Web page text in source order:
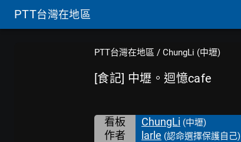
PTT台灣在地區
PTT台灣在地區 / ChungLi (中壢)
[食記] 中壢。迴憶cafe
看板 ChungLi (中壢)
作者 larle (認命選擇保護自己)